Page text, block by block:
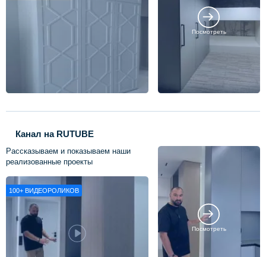
Посмотреть
Канал на RUTUBE
Рассказываем и показываем наши
реализованные проекты
100+ ВИДЕОРОЛИКОВ
Посмотреть